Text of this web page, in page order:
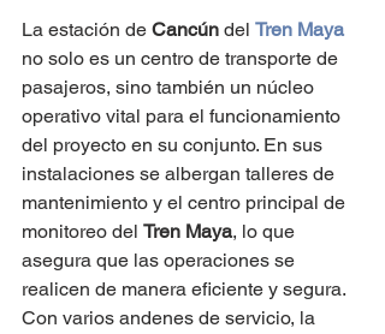
La estación de Cancún del Tren Maya
no solo es un centro de transporte de
pasajeros, sino también un núcleo
operativo vital para el funcionamiento
del proyecto en su conjunto. En sus
instalaciones se albergan talleres de
mantenimiento y el centro principal de
monitoreo del Tren Maya, lo que
asegura que las operaciones se
realicen de manera eficiente y segura.
Con varios andenes de servicio, la